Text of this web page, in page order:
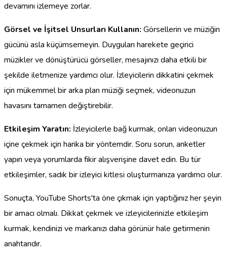
devamını izlemeye zorlar.
Görsel ve İşitsel Unsurları Kullanın: Görsellerin ve müziğin
gücünü asla küçümsemeyin. Duyguları harekete geçirici
müzikler ve dönüştürücü görseller, mesajınızı daha etkili bir
şekilde iletmenize yardımcı olur. İzleyicilerin dikkatini çekmek
için mükemmel bir arka plan müziği seçmek, videonuzun
havasını tamamen değiştirebilir.
Etkileşim Yaratın: İzleyicilerle bağ kurmak, onları videonuzun
içine çekmek için harika bir yöntemdir. Soru sorun, anketler
yapın veya yorumlarda fikir alışverişine davet edin. Bu tür
etkileşimler, sadık bir izleyici kitlesi oluşturmanıza yardımcı olur.
Sonuçta, YouTube Shorts'ta öne çıkmak için yaptığınız her şeyin
bir amacı olmalı. Dikkat çekmek ve izleyicilerinizle etkileşim
kurmak, kendinizi ve markanızı daha görünür hale getirmenin
anahtarıdır.